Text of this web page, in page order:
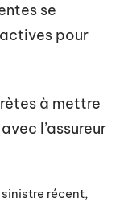
se
pour
à mettre
l’assureur
récent,